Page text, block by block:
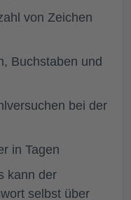
von Zeichen
Buchstaben und
bei der
in Tagen
kann der
selbst über